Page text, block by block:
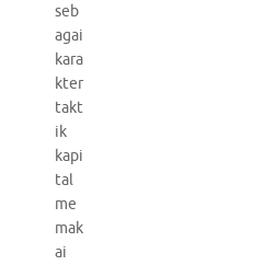
seb
agai
kara
kter
takt
ik
kapi
tal
me
mak
ai